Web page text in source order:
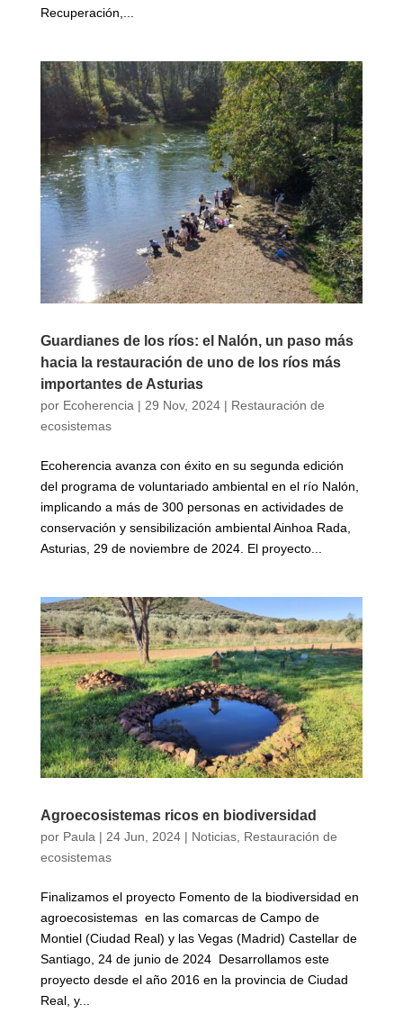
Recuperación,...
Guardianes de los ríos: el Nalón, un paso más
hacia la restauración de uno de los ríos más
importantes de Asturias
por Ecoherencia | 29 Nov, 2024| Restauración de
ecosistemas
Ecoherencia avanza con éxito en su segunda edición
del programa de voluntariado ambiental en el río Nalón,
implicando a más de 300 personas en actividades de
conservación y sensibilización ambiental Ainhoa Rada,
Asturias, 29 de noviembre de 2024. El proyecto...
Agroecosistemas ricos en biodiversidad
por Paula | 24 Jun, 2024| Noticias, Restauración de
ecosistemas
Finalizamos el proyecto Fomento de la biodiversidad en
agroecosistemas en las comarcas de Campo de
Montiel (Ciudad Real) y las Vegas (Madrid) Castellar de
Santiago, 24 de junio de 2024 Desarrollamos este
proyecto desde el año 2016 en la provincia de Ciudad
Real, y...